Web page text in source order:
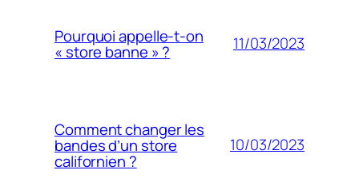
Pourquoi appelle-t-on
« store banne » ? 11/03/2023
Comment changer les
bandes d’un store
californien ?
10/03/2023